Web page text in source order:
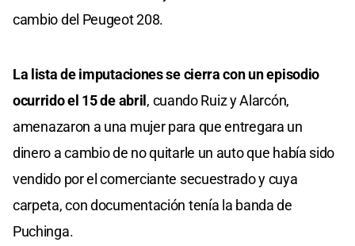
cambio del Peugeot 208.
La lista de imputaciones se cierra con un episodio
ocurrido el 15 de abril, cuando Ruiz y Alarcón,
amenazaron a una mujer para que entregara un
dinero a cambio de no quitarle un auto que había sido
vendido por el comerciante secuestrado y cuya
carpeta, con documentación tenía la banda de
Puchinga.